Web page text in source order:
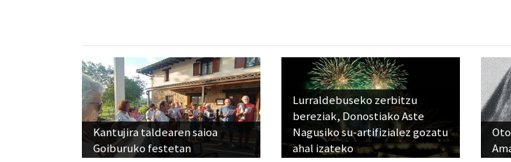
Kantujira taldearen saioa
Goiburuko festetan
Lurraldebuseko zerbitzu
bereziak, Donostiako Aste
Nagusiko su-artifizialez gozatu
ahal izateko